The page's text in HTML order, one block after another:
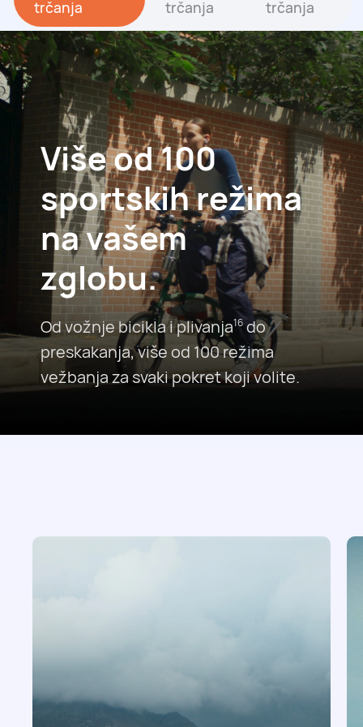
trčanja
trčanja
trčanja
Više od 100
sportskih režima
na vašem
zglobu.
Od vožnje bicikla i plivanja16do
preskakanja, više od 100 režima
vežbanja za svaki pokret koji volite.